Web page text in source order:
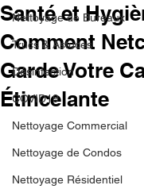
Nettoyage de Bureaux
Trucs & Astuces
Désinfection
COVID19
Nettoyage Commercial
Nettoyage de Condos
Nettoyage Résidentiel
Santé et
Comment
Garde Votre
Étincelante